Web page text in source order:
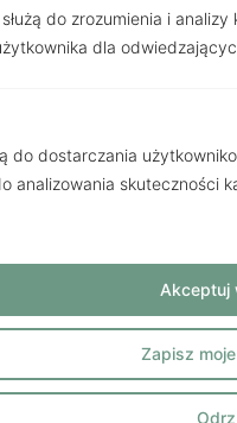
do zrozumienia i
dla
do dostarczania
analizowania skuteczności
Zapisz
Akceptuj
Poznań , Rogera
4 299 900
7 733.63 zł Cena